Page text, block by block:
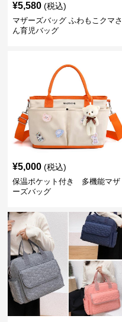
¥5,580 (税込)
マザーズバッグ ふわもこクマさ
ん育児バッグ
¥5,000 (税込)
保温ポケット付き 多機能マザ
ーズバッグ